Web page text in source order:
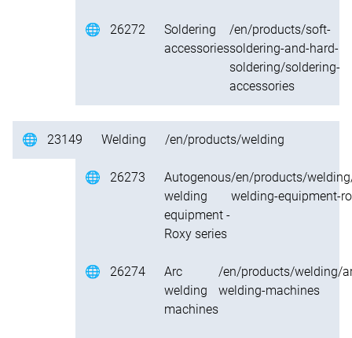
🌐 26272
Soldering
accessories
/en/products/soft-
soldering-and-hard-
soldering/soldering-
accessories
🌐 23149 Welding /en/products/welding
🌐 26273
Autogenous
welding
equipment -
Roxy series
/en/products/
welding-equipment-
🌐 26274
Arc
welding
machines
/en/products/welding/
welding-machines